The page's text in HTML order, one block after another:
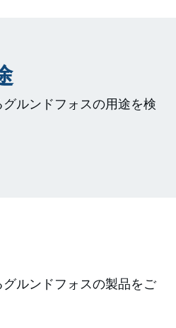
ルンドフォスの用途を検
ルンドフォスの製品をご